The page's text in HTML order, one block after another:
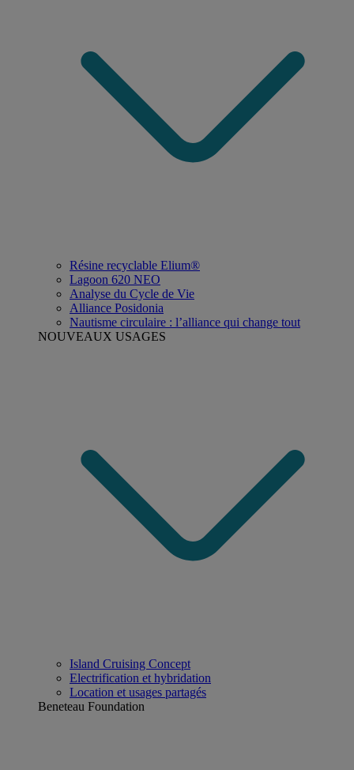
Résine recyclable Elium®
Lagoon 620 NEO
Analyse du Cycle de Vie
Alliance Posidonia
Nautisme circulaire : l’alliance qui change tout
NOUVEAUX USAGES
Island Cruising Concept
Electrification et hybridation
Location et usages partagés
Beneteau Foundation